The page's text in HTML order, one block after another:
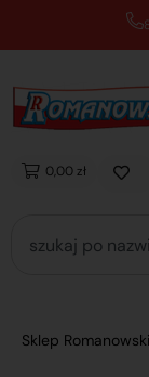
89
0,00 zł
Sklep Romanowski